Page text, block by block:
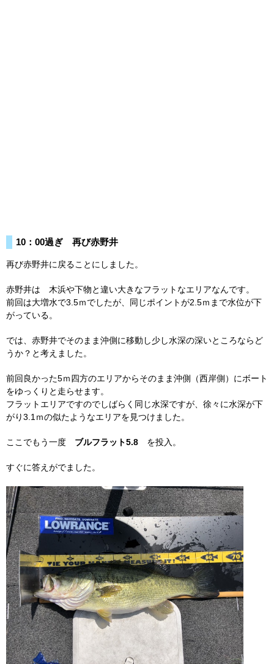
10：00過ぎ 再び赤野井
再び赤野井に戻ることにしました。
赤野井は 木浜や下物と違い大きなフラットなエリアなんです。
前回は大増水で3.5ｍでしたが、同じポイントが2.5ｍまで水位が下
がっている。
では、赤野井でそのまま沖側に移動し少し水深の深いところならど
うか？と考えました。
前回良かった5ｍ四方のエリアからそのまま沖側（西岸側）にボート
をゆっくりと走らせます。
フラットエリアですのでしばらく同じ水深ですが、徐々に水深が下
がり3.1ｍの似たようなエリアを見つけました。
ここでもう一度 ブルフラット5.8 を投入。
すぐに答えがでました。